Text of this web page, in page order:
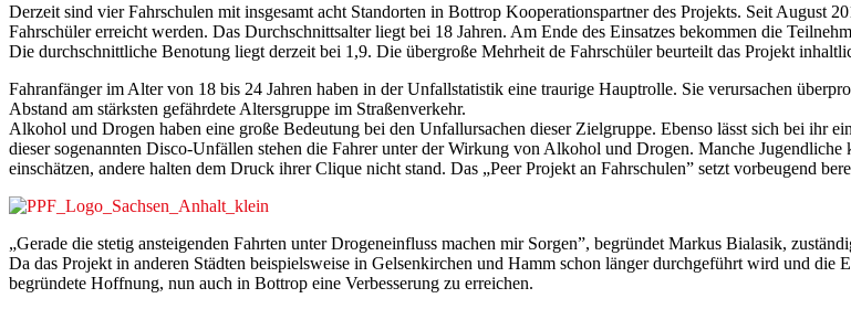
Derzeit sind vier Fahrschulen mit insgesamt acht Standorten in Bottrop Kooperationspartner des Projekts. Seit August
Fahrschüler erreicht werden. Das Durchschnittsalter liegt bei 18 Jahren. Am Ende des Einsatzes bekommen die
Die durchschnittliche Benotung liegt derzeit bei 1,9. Die übergroße Mehrheit de Fahrschüler beurteilt das Projekt
Fahranfänger im Alter von 18 bis 24 Jahren haben in der Unfallstatistik eine traurige Hauptrolle. Sie verursachen
Abstand am stärksten gefährdete Altersgruppe im Straßenverkehr.
Alkohol und Drogen haben eine große Bedeutung bei den Unfallursachen dieser Zielgruppe. Ebenso lässt sich bei ihr
dieser sogenannten Disco-Unfällen stehen die Fahrer unter der Wirkung von Alkohol und Drogen. Manche
einschätzen, andere halten dem Druck ihrer Clique nicht stand. Das „Peer Projekt an Fahrschulen” setzt vorbeugend
„Gerade die stetig ansteigenden Fahrten unter Drogeneinfluss machen mir Sorgen”, begründet Markus Bialasik,
Da das Projekt in anderen Städten beispielsweise in Gelsenkirchen und Hamm schon länger durchgeführt wird und
begründete Hoffnung, nun auch in Bottrop eine Verbesserung zu erreichen.